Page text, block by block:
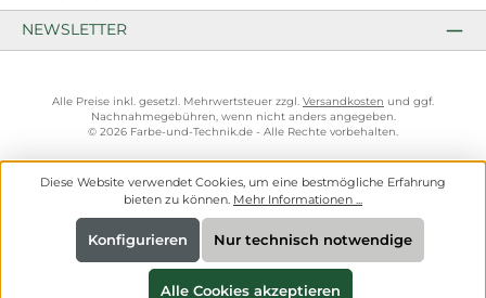
NEWSLETTER
Alle Preise inkl. gesetzl. Mehrwertsteuer zzgl. Versandkosten und ggf.
Nachnahmegebühren, wenn nicht anders angegeben.
© 2026 Farbe-und-Technik.de - Alle Rechte vorbehalten.
Diese Website verwendet Cookies, um eine bestmögliche Erfahrung
bieten zu können. Mehr Informationen ...
Nur technisch notwendige
Konfigurieren
Alle Cookies akzeptieren